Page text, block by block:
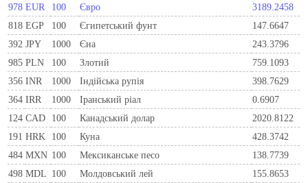
978 EUR 100 Євро
3189.2458
818 EGP 100 Єгипетський фунт
147.6647
392 JPY 1000 Єна
243.3796
985 PLN 100 Злотий
759.1093
356 INR 1000 Індійська рупія
398.7629
364 IRR 1000 Іранський ріал
0.6907
124 CAD 100 Канадський долар
2020.8122
191 HRK 100 Куна
428.3742
484 MXN 100 Мексиканське песо
138.7739
498 MDL 100 Молдовський лей
155.8653